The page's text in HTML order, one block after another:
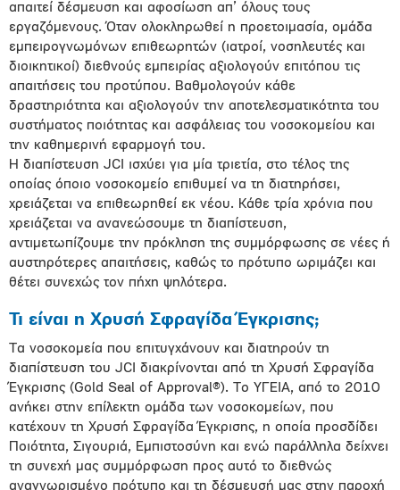
απαιτεί δέσμευση και αφοσίωση απ’ όλους τους
εργαζόμενους. Όταν ολοκληρωθεί η προετοιμασία, ομάδα
εμπειρογνωμόνων επιθεωρητών (ιατροί, νοσηλευτές και
διοικητικοί) διεθνούς εμπειρίας αξιολογούν επιτόπου τις
απαιτήσεις του προτύπου. Βαθμολογούν κάθε
δραστηριότητα και αξιολογούν την αποτελεσματικότητα του
συστήματος ποιότητας και ασφάλειας του νοσοκομείου και
την καθημερινή εφαρμογή του.
Η διαπίστευση JCI ισχύει για μία τριετία, στο τέλος της
οποίας όποιο νοσοκομείο επιθυμεί να τη διατηρήσει,
χρειάζεται να επιθεωρηθεί εκ νέου. Κάθε τρία χρόνια που
χρειάζεται να ανανεώσουμε τη διαπίστευση,
αντιμετωπίζουμε την πρόκληση της συμμόρφωσης σε νέες ή
αυστηρότερες απαιτήσεις, καθώς το πρότυπο ωριμάζει και
θέτει συνεχώς τον πήχη ψηλότερα.
Τι είναι η Χρυσή Σφραγίδα Έγκρισης;
Τα νοσοκομεία που επιτυγχάνουν και διατηρούν τη
διαπίστευση του JCI διακρίνονται από τη Χρυσή Σφραγίδα
Έγκρισης (Gold Seal of Approval®). Το ΥΓΕΙΑ, από το 2010
ανήκει στην επίλεκτη ομάδα των νοσοκομείων, που
κατέχουν τη Χρυσή Σφραγίδα Έγκρισης, η οποία προσδίδει
Ποιότητα, Σιγουριά, Εμπιστοσύνη και ενώ παράλληλα δείχνει
τη συνεχή μας συμμόρφωση προς αυτό το διεθνώς
αναγνωρισμένο πρότυπο και τη δέσμευσή μας στην παροχή